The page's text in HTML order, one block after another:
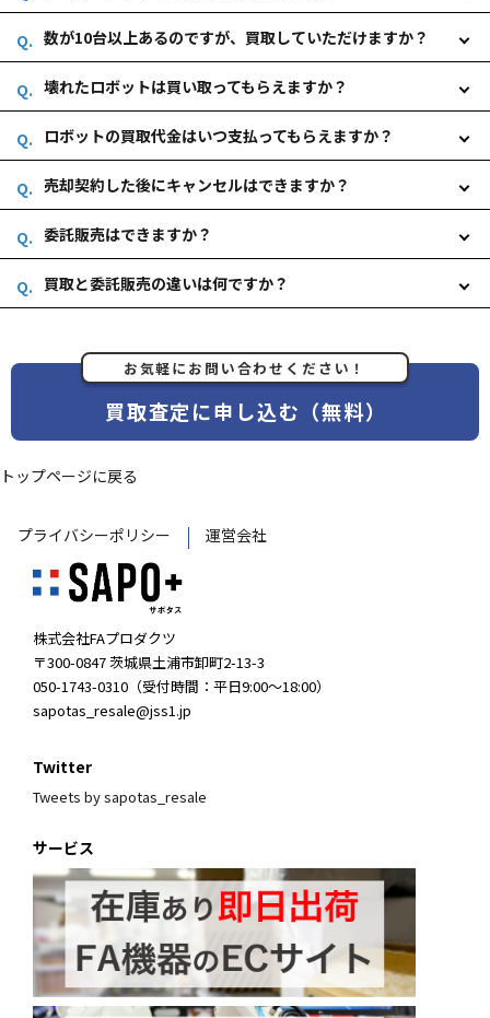
数が10台以上あるのですが、買取していただけますか？
壊れたロボットは買い取ってもらえますか？
ロボットの買取代金はいつ支払ってもらえますか？
売却契約した後にキャンセルはできますか？
委託販売はできますか？
買取と委託販売の違いは何ですか？
お気軽にお問い合わせください！
買取査定に申し込む（無料）
トップページに戻る
プライバシーポリシー 運営会社
株式会社FAプロダクツ
〒300-0847 茨城県土浦市卸町2-13-3
050-1743-0310（受付時間：平日9:00～18:00）
sapotas_resale@jss1.jp
Twitter
Tweets by sapotas_resale
サービス